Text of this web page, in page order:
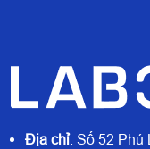
Địa chỉ: Số 52 Phú